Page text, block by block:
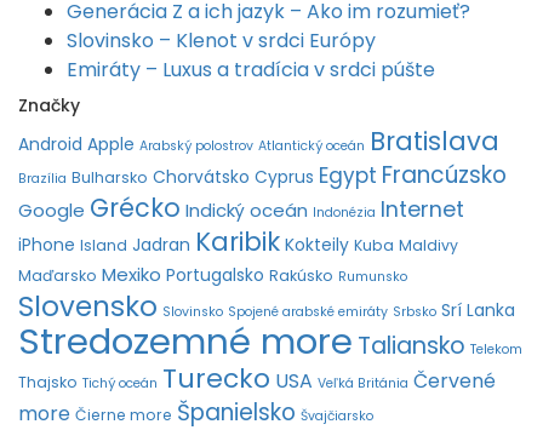
Generácia Z a ich jazyk – Ako im rozumieť?
Slovinsko – Klenot v srdci Európy
Emiráty – Luxus a tradícia v srdci púšte
Značky
Android Apple Arabský polostrov Atlantický oceán Bratislava
Brazília Bulharsko Chorvátsko Cyprus Egypt Francúzsko
Google Grécko Indický oceán Indonézia Internet
iPhone Island Jadran Karibik Kokteily Kuba Maldivy
Maďarsko Mexiko Portugalsko Rakúsko Rumunsko
Slovensko Slovinsko Spojené arabské emiráty Srbsko Srí Lanka
Stredozemné more Taliansko Telekom
Thajsko Tichý oceán Turecko USA Veľká Británia Červené
more Čierne more Španielsko Švajčiarsko